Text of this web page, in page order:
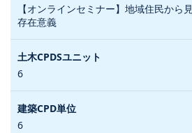
【オンラインセミナー】地域住民から
存在意義
6
6